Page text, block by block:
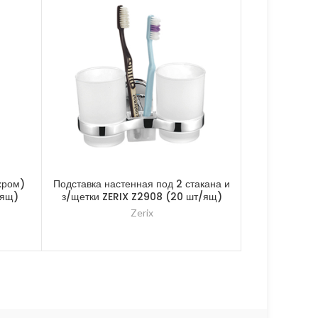
Подставка настенная под 2 стакана и
з/щетки ZERIX Z2908 (20 шт/ящ)
Zerix